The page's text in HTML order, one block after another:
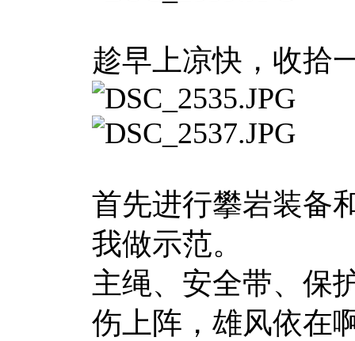
趁早上凉快，收拾
首先进行攀岩装备
我做示范。
主绳、安全带、保
伤上阵，雄风依在